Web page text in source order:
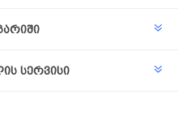
სერვისი